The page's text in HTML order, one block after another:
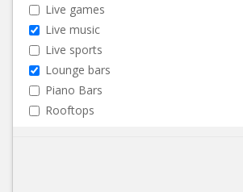
Live games
Live music
Live sports
Lounge bars
Piano Bars
Rooftops